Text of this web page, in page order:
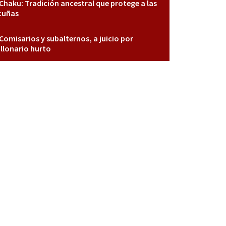
Chaku: Tradición ancestral que protege a las
Comisarios y subalternos, a juicio por
hurto